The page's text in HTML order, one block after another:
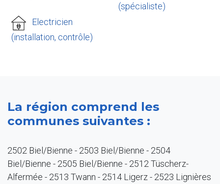
(installation, contrôle)
(spécialiste)
La région comprend les
communes suivantes :
2502 Biel/Bienne - 2503 Biel/Bienne - 2504
Biel/Bienne - 2505 Biel/Bienne - 2512 Tüscherz-
Alfermée - 2513 Twann - 2514 Ligerz - 2523 Lignières